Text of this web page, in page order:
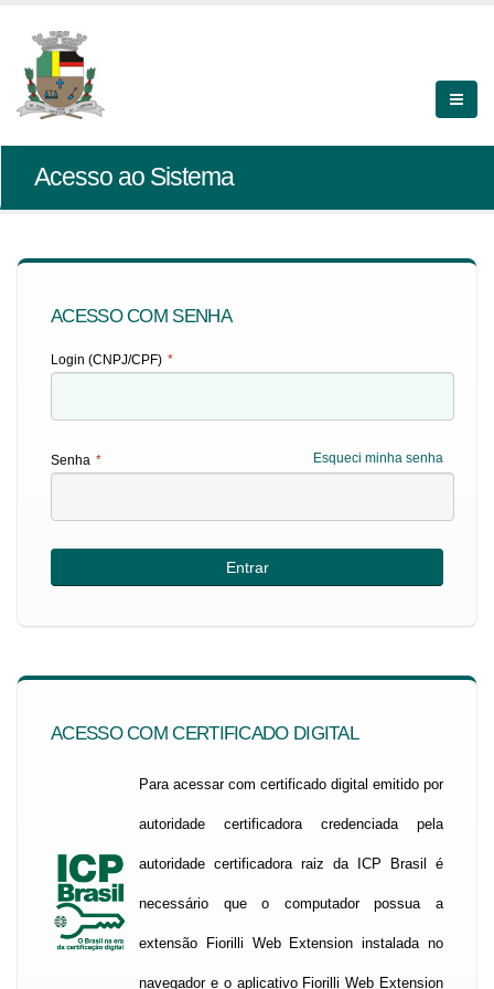
Acesso ao Sistema
ACESSO COM SENHA
Login (CNPJ/CPF) *
Esqueci minha senha
Senha *
ACESSO COM CERTIFICADO DIGITAL
Para acessar com certificado digital emitido por
autoridade certificadora credenciada pela
autoridade certificadora raiz da ICP Brasil é
necessário que o computador possua a
extensão Fiorilli Web Extension instalada no
navegador e o aplicativo Fiorilli Web Extension